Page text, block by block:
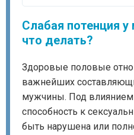
Слабая потенция
что делать?
Здоровые половые
важнейших
мужчины. Под
способность к
быть нарушена или